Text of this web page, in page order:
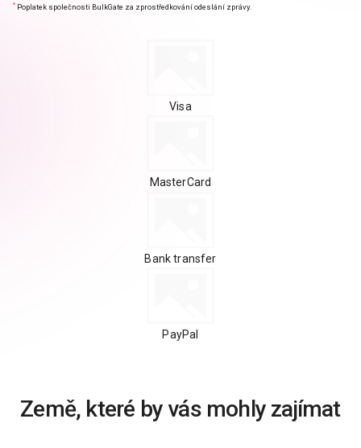
* Poplatek společnosti BulkGate za zprostředkování odeslání zprávy.
Visa
MasterCard
Bank transfer
PayPal
Země, které by vás mohly zajímat